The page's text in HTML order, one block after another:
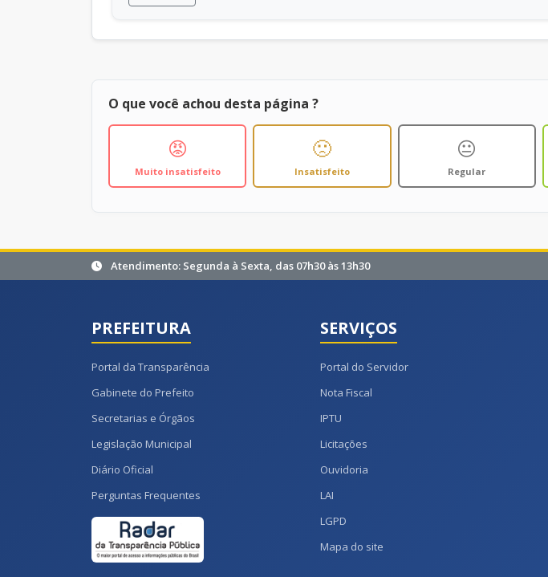
O que você achou desta página ?
😡
Muito insatisfeito
🙁
Insatisfeito
😐
Regular
Atendimento: Segunda à Sexta, das 07h30 às 13h30
PREFEITURA
Portal da Transparência
Gabinete do Prefeito
Secretarias e Órgãos
Legislação Municipal
Diário Oficial
Perguntas Frequentes
SERVIÇOS
Portal do Servidor
Nota Fiscal
IPTU
Licitações
Ouvidoria
LAI
LGPD
Mapa do site